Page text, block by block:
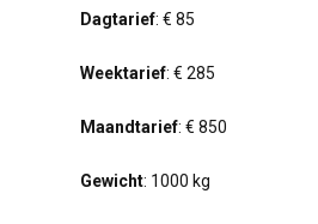
Dagtarief: € 85
Weektarief: € 285
Maandtarief: € 850
Gewicht: 1000 kg